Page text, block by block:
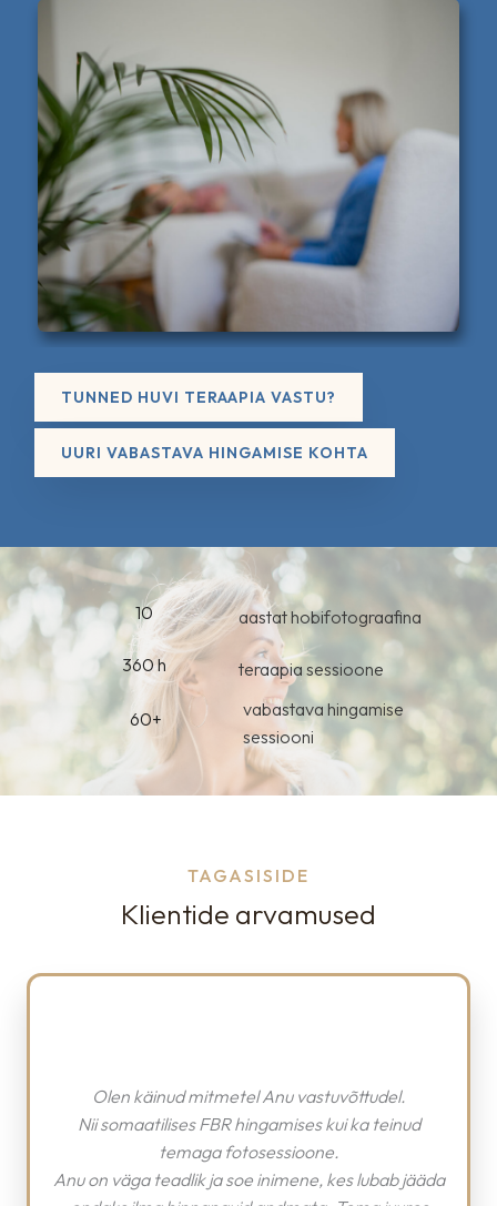
TUNNED HUVI TERAAPIA VASTU?
UURI VABASTAVA HINGAMISE KOHTA
10 aastat hobifotograafina
360 h teraapia sessioone
60+
vabastava hingamise
sessiooni
TAGASISIDE
Klientide arvamused
lubab jääda
Pildistamise kogemus oli väga vajalik.
Minu enesekindlus tõusis ja sain enda